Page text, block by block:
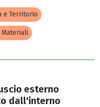
e Territorio
Materiali
esterno
dall'interno